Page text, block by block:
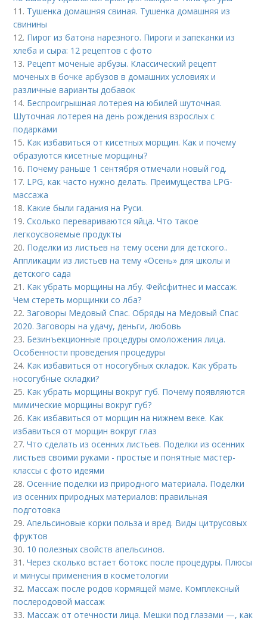
11. Тушенка домашняя свиная. Тушенка домашняя из
свинины
12. Пирог из батона нарезного. Пироги и запеканки из
хлеба и сыра: 12 рецептов с фото
13. Рецепт моченые арбузы. Классический рецепт
моченых в бочке арбузов в домашних условиях и
различные варианты добавок
14. Беспроигрышная лотерея на юбилей шуточная.
Шуточная лотерея на день рождения взрослых с
подарками
15. Как избавиться от кисетных морщин. Как и почему
образуются кисетные морщины?
16. Почему раньше 1 сентября отмечали новый год.
17. LPG, как часто нужно делать. Преимущества LPG-
массажа
18. Какие были гадания на Руси.
19.Сколько перевариваются яйца. Что такое
легкоусвояемые продукты
20. Поделки из листьев на тему осени для детского..
Аппликации из листьев на тему «Осень» для школы и
детского сада
21. Как убрать морщины на лбу. Фейсфитнес и массаж.
Чем стереть морщинки со лба?
22.Заговоры Медовый Спас. Обряды на Медовый Спас
2020. Заговоры на удачу, деньги, любовь
23. Безинъекционные процедуры омоложения лица.
Особенности проведения процедуры
24. Как избавиться от носогубных складок. Как убрать
носогубные складки?
25. Как убрать морщины вокруг губ. Почему появляются
мимические морщины вокруг губ?
26. Как избавиться от морщин на нижнем веке. Как
избавиться от морщин вокруг глаз
27.Что сделать из осенних листьев. Поделки из осенних
листьев своими руками - простые и понятные мастер-
классы с фото идеями
28.Осенние поделки из природного материала. Поделки
из осенних природных материалов: правильная
подготовка
29.Апельсиновые корки польза и вред. Виды цитрусовых
фруктов
30. 10 полезных свойств апельсинов.
31.Через сколько встает ботокс после процедуры. Плюсы
и минусы применения в косметологии
32. Массаж после родов кормящей маме. Комплексный
послеродовой массаж
33. Массаж от отечности лица. Мешки под глазами —, как